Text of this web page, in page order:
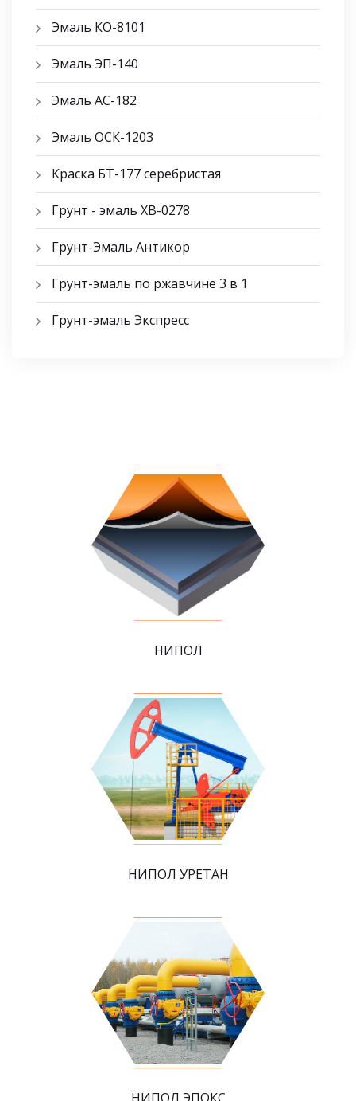
Эмаль КО-8101
Эмаль ЭП-140
Эмаль АС-182
Эмаль ОСК-1203
Краска БТ-177 серебристая
Грунт - эмаль ХВ-0278
Грунт-Эмаль Антикор
Грунт-эмаль по ржавчине 3 в 1
Грунт-эмаль Экспресс
НИПОЛ
НИПОЛ УРЕТАН